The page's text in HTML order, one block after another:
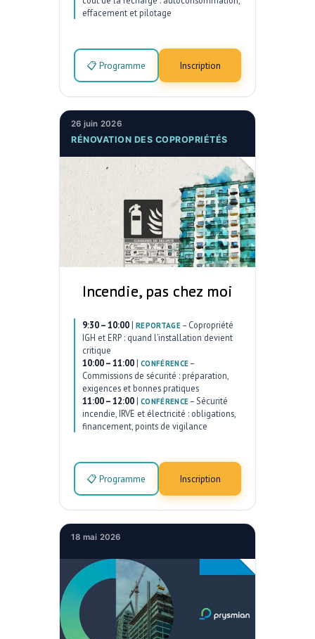
effacement et pilotage
📋 Programme Inscription
26 juin 2026
RÉNOVATION DES COPROPRIÉTÉS
Incendie, pas chez moi
9:30 – 10:00 | REPORTAGE– Copropriété
IGH et ERP : quand l’installation devient
critique
10:00 – 11:00 | CONFÉRENCE –
Commissions de sécurité : préparation,
exigences et bonnes pratiques
11:00 – 12:00 | CONFÉRENCE – Sécurité
incendie, IRVE et électricité : obligations,
financement, points de vigilance
📋 Programme Inscription
18 mai 2026